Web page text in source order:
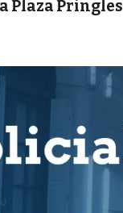
Plaza Pringles